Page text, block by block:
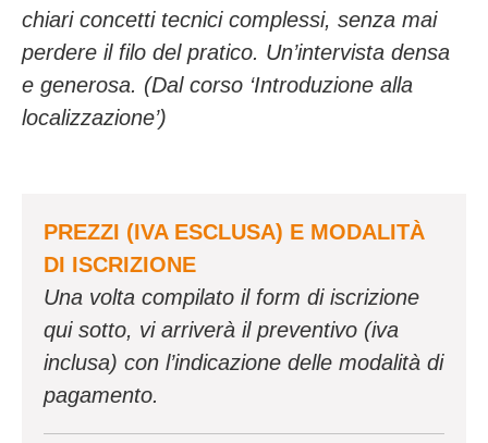
chiari concetti tecnici complessi, senza mai
perdere il filo del pratico. Un’intervista densa
e generosa. (Dal corso ‘Introduzione alla
localizzazione’)
PREZZI (IVA ESCLUSA) E MODALITÀ
DI ISCRIZIONE
Una volta compilato il form di iscrizione
qui sotto, vi arriverà il preventivo (iva
inclusa) con l’indicazione delle modalità di
pagamento.